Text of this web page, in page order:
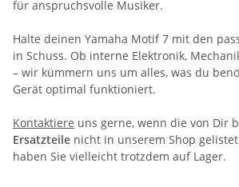
für anspruchsvolle Musiker.
Halte deinen Yamaha Motif 7 mit den
in Schuss. Ob interne Elektronik,
– wir kümmern uns um alles, was du
Gerät optimal funktioniert.
Kontaktiere uns gerne, wenn die von Dir
Ersatzteile nicht in unserem Shop
haben Sie vielleicht trotzdem auf Lager.